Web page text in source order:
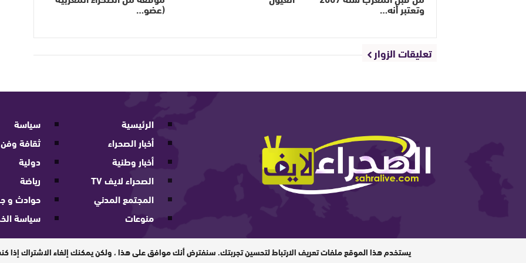
وتعتبر أنه… (عضو…
تعليقات الزوار
الرئيسية
أخبار الصحراء
أخبار وطنية
الصحراء لايف TV
المجتمع المدني
منوعات
سياسة
ثقافة وفن
دولية
رياضة
حوادث و
سياسة
المدير المسؤول : ابيبك المحفوظ / جميع الحقوق محفوظة © 2026
يستخدم هذا الموقع ملفات تعريف الارتباط لتحسين تجربتك. سنفترض أنك موافق على هذا ، ولكن يمكنك إلغاء الاشتراك